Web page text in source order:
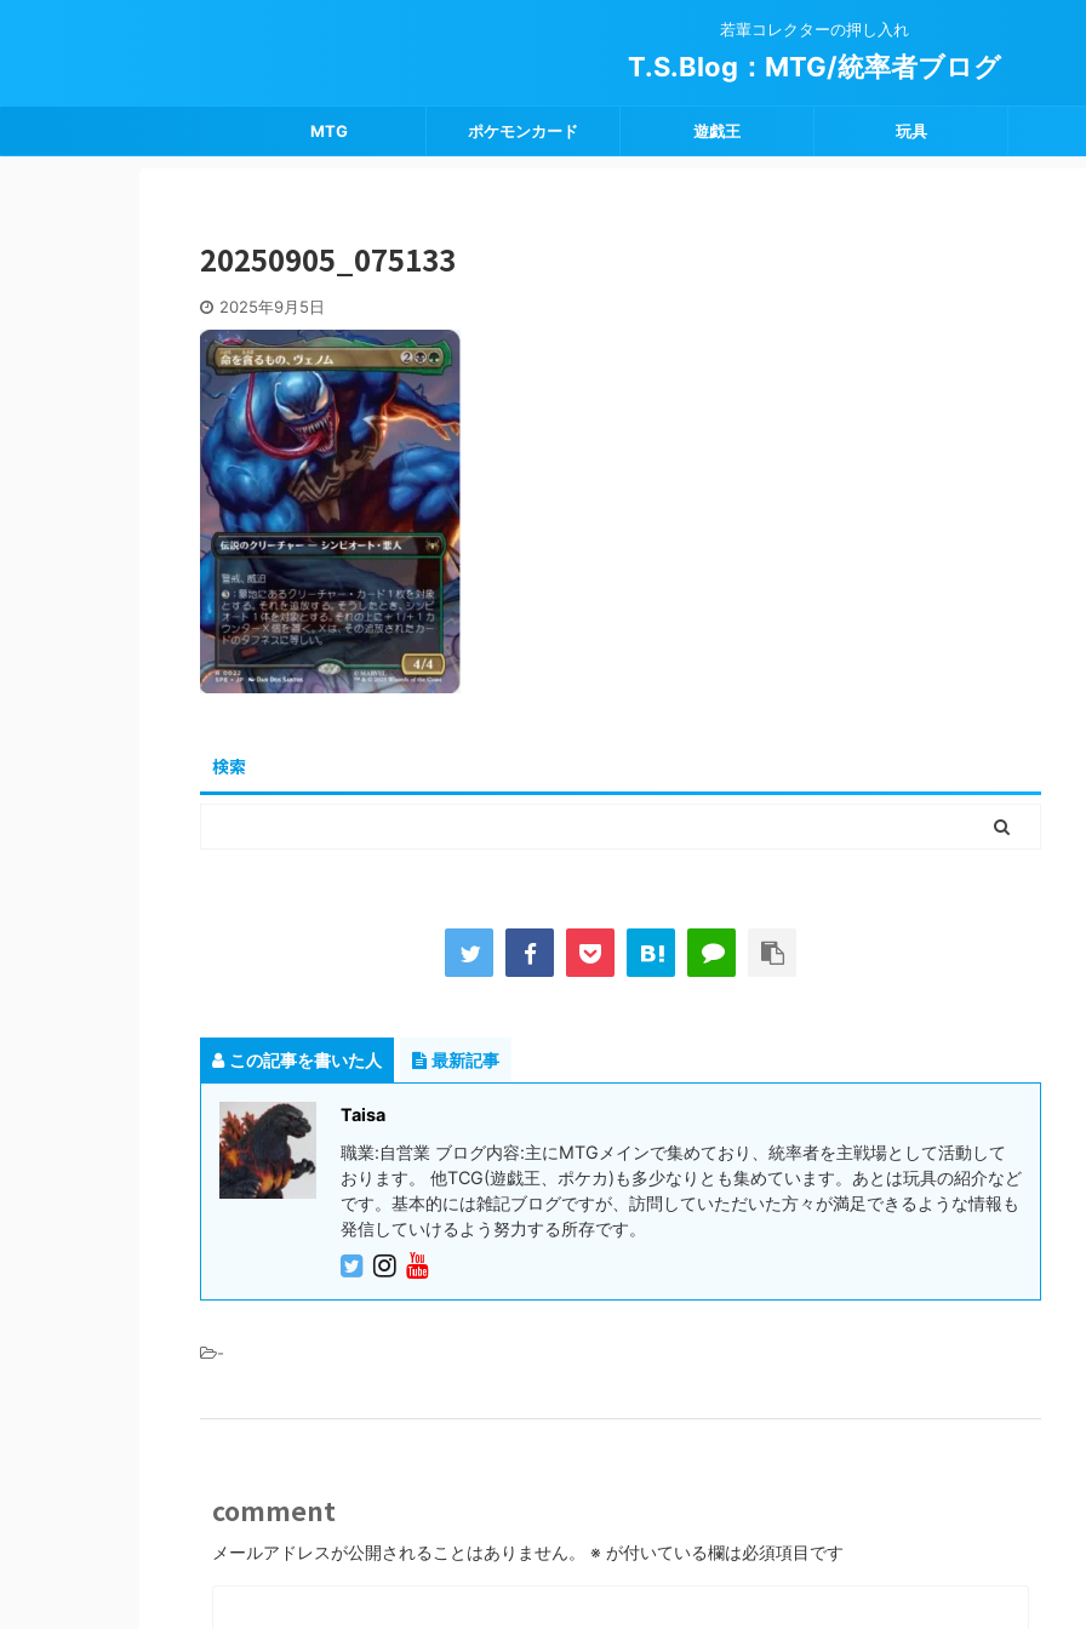
若輩コレクターの押し入れ
T.S.Blog：MTG/統率者ブログ
MTG ポケモンカード 遊戯王 玩具
20250905_075133
2025年9月5日
検索
この記事を書いた人 最新記事
Taisa
職業:自営業 ブログ内容:主にMTGメインで集めており、統率者を主戦場として活動して
おります。 他TCG(遊戯王、ポケカ)も多少なりとも集めています。あとは玩具の紹介など
です。基本的には雑記ブログですが、訪問していただいた方々が満足できるような情報も
発信していけるよう努力する所存です。
-
comment
メールアドレスが公開されることはありません。 ※ が付いている欄は必須項目です